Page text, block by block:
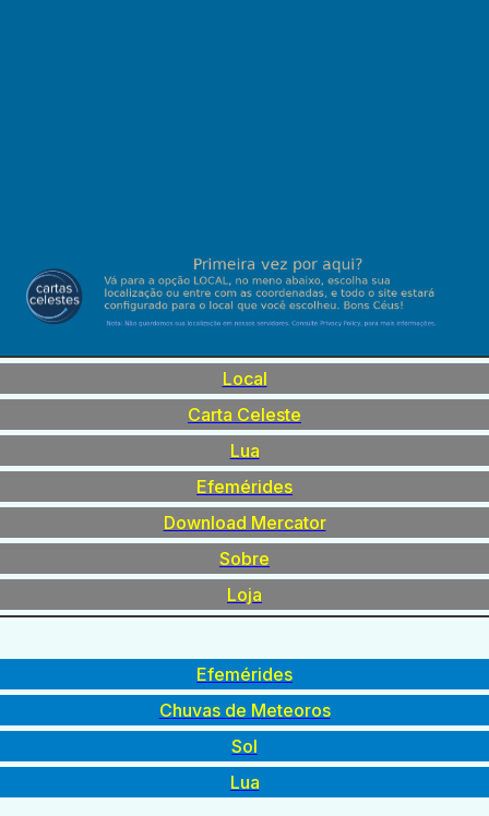
Local
Carta Celeste
Lua
Efemérides
Download Mercator
Sobre
Loja
Efemérides
Chuvas de Meteoros
Sol
Lua